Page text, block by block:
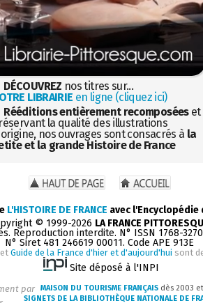
DÉCOUVREZ nos titres sur...
LIBRAIRIE en ligne (cliquez ici)
Rééditions entièrement recomposéeset
la qualité des illustrations
nos ouvrages sont consacrés à la
et la grande Histoire de France
L'HISTOIRE DE FRANCE avec
© 1999-2026 LA FRANCE
Reproduction interdite. N° ISSN 1768-
N° Siret 481 246619 00011. Code APE 913E
et Guide de la France d'hier et d'aujourd'hui sont
Site déposé à l'INPI
par MAISON DU TOURISME FRANÇAIS dès 2003
SIGNETS DE LA BIBLIOTHÈQUE NATIONALE DE